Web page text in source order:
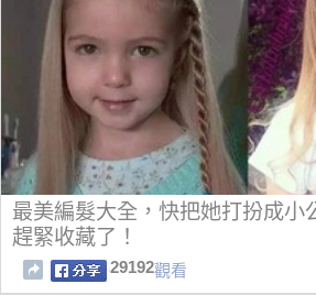
最美編髮大全，快把她打扮成小
趕緊收藏了！
29192觀看